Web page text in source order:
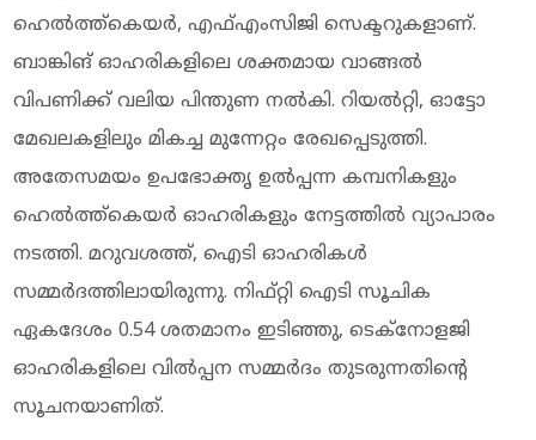
ഹെൽത്ത്‌കെയർ, എഫ്എംസിജി സെക്ടറുകളാണ്.
ബാങ്കിങ് ഓഹരികളിലെ ശക്തമായ വാങ്ങൽ
വിപണിക്ക് വലിയ പിന്തുണ നൽകി. റിയൽറ്റി, ഓട്ടോ
മേഖലകളിലും മികച്ച മുന്നേറ്റം രേഖപ്പെടുത്തി.
അതേസമയം ഉപഭോക്തൃ ഉൽപ്പന്ന കമ്പനികളും
ഹെൽത്ത്‌കെയർ ഓഹരികളും നേട്ടത്തിൽ വ്യാപാരം
നടത്തി. മറുവശത്ത്, ഐടി ഓഹരികൾ
സമ്മർദത്തിലായിരുന്നു. നിഫ്റ്റി ഐടി സൂചിക
ഏകദേശം 0.54 ശതമാനം ഇടിഞ്ഞു, ടെക്‌നോളജി
ഓഹരികളിലെ വിൽപ്പന സമ്മർദം തുടരുന്നതിന്റെ
സൂചനയാണിത്.